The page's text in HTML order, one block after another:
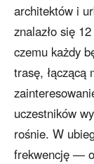
architektów i
znalazło się
czemu każdy
trasę, łączącą
uczestników
rośnie. W
frekwencję —